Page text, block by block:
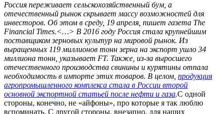
Россия переживает сельскохозяйственный бум, а
отечественный рынок скрывает массу возможностей для
инвесторов. Об этом в среду, 19 апреля, пишет газета The
Financial Times.<…> В 2016 году Россия стала крупнейшим
поставщиком зерновых культур на мировой рынок. Из
выращенных 119 миллионов тонн зерна на экспорт ушло 34
миллиона тонн, указывает FT. Также, из-за выросшего
отечественного производства свинины и курятины отпала
необходимость в импорте этих товаров. В целом, продукция
агропромышленного комплекса стала в России второй
основной экспортной статьей после нефти и газа.С одной
стороны, конечно, не «айфоны», про которые я так люблю
вспоминать. С другой стороны, внезапно, для наших